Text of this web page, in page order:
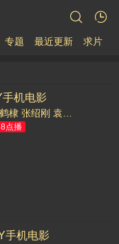
专题 最近更新 求片
手机电影
棣 张绍刚 袁文康
点播
手机电影